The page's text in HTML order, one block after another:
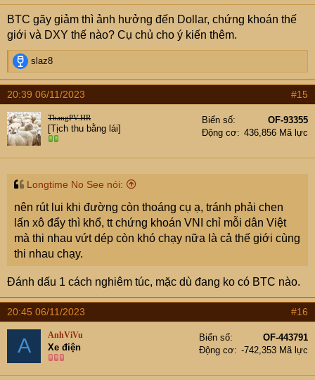
BTC gãy giảm thì ảnh hưởng đến Dollar, chứng khoán thế
giới và DXY thế nào? Cụ chủ cho ý kiến thêm.
R
e
a
c
t
i
o
n
s
slaz8
20:39 06/11/2023 #15
ThangPV.HR
[Tịch thu bằng lái]
Biển số
OF-93355
Động cơ
436,856 Mã lực
Longtime No See nói:
nên rút lui khi đường còn thoáng cụ ạ, tránh phải chen
lấn xô đẩy thì khổ, tt chứng khoán VNI chỉ mỗi dân Việt
mà thi nhau vứt dép còn khó chạy nữa là cả thế giới cùng
thi nhau chạy.
Đánh dấu 1 cách nghiêm túc, mặc dù đang ko có BTC nào.
20:45 06/11/2023 #16
A AnhViVu
Xe điện
Biển số
OF-443791
Động cơ
-742,353 Mã lực